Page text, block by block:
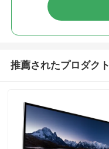
hdはTVを導いた
防水テレビ
推薦されたプロダクト